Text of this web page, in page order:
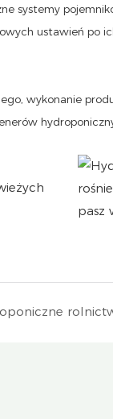
systemy
ustawień po
wykonanie